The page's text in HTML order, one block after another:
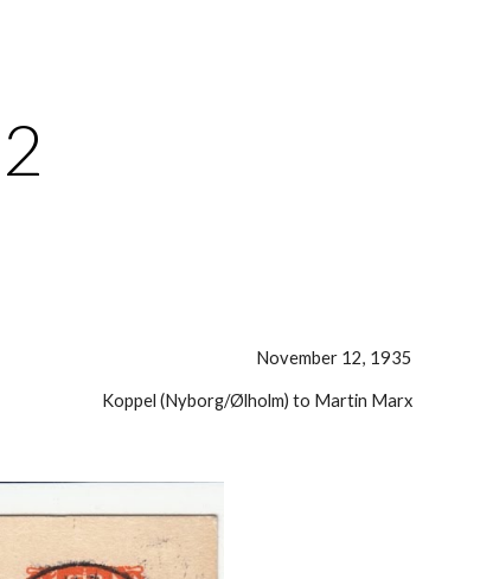
November 12, 1935
Koppel (Nyborg/Ølholm) to Martin Marx